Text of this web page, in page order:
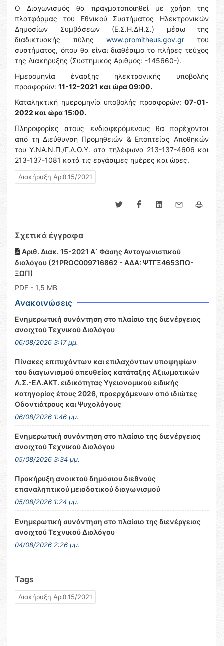
Ο Διαγωνισμός θα πραγματοποιηθεί με χρήση της
πλατφόρμας του Εθνικού Συστήματος Ηλεκτρονικών
Δημοσίων Συμβάσεων (Ε.Σ.Η.ΔΗ.Σ.) μέσω της
διαδικτυακής πύληςwww.promitheus.gov.gr του
συστήματος, όπου θα είναι διαθέσιμο το πλήρες τεύχος
της Διακήρυξης (Συστημικός Αριθμός: -145660-).
Ημερομηνία έναρξης ηλεκτρονικής υποβολής
προσφορών: 11-12-2021 και ώρα 09:00.
Καταληκτική ημερομηνία υποβολής προσφορών: 07-01-
2022 και ώρα 15:00.
Πληροφορίες στους ενδιαφερόμενους θα παρέχονται
από τη Διεύθυνση Προμηθειών & Εποπτείας Αποθηκών
του Υ.ΝΑ.Ν.Π./Γ.Δ.Ο.Υ. στα τηλέφωνα 213-137-4606 και
213-137-1081 κατά τις εργάσιμες ημέρες και ώρες.
Διακήρυξη Αριθ.15/2021
Σχετικά έγγραφα
Αριθ. Διακ. 15-2021 Α΄ Φάσης Ανταγωνιστικού
διαλόγου (21PROC009716862 - ΑΔΑ: ΨΤΓΞ4653ΠΩ-
ΞΩΠ)
PDF - 1,5 MB
Ανακοινώσεις
Ενημερωτική συνάντηση στο πλαίσιο της διενέργειας
ανοιχτού Τεχνικού Διαλόγου
06/08/2026 3:17 μμ.
Πίνακες επιτυχόντων και επιλαχόντων υποψηφίων
του διαγωνισμού απευθείας κατάταξης Αξιωματικών
Λ.Σ.-ΕΛ.ΑΚΤ. ειδικότητας Υγειονομικού ειδικής
κατηγορίας έτους 2026, προερχόμενων από ιδιώτες
Οδοντιάτρους και Ψυχολόγους
06/08/2026 1:46 μμ.
Ενημερωτική συνάντηση στο πλαίσιο της διενέργειας
ανοιχτού Τεχνικού Διαλόγου
05/08/2026 3:34 μμ.
Προκήρυξη ανοικτού δημόσιου διεθνούς
επαναληπτικού μειοδοτικού διαγωνισμού
05/08/2026 1:24 μμ.
Ενημερωτική συνάντηση στο πλαίσιο της διενέργειας
ανοιχτού Τεχνικού Διαλόγου
04/08/2026 2:26 μμ.
Tags
Διακήρυξη Αριθ.15/2021